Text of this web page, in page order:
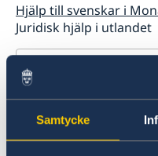
Samtycke
Hjälp till svenskar i
Juridisk hjälp i utlandet
Monaco
Rösta i Monaco
Hjälp till svenskar i
Juridisk